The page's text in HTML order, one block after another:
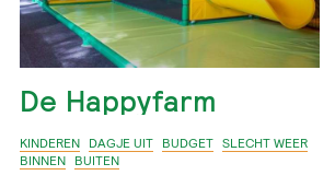
De Happyfarm
KINDEREN DAGJE UIT BUDGET SLECHT WEER
BINNEN BUITEN